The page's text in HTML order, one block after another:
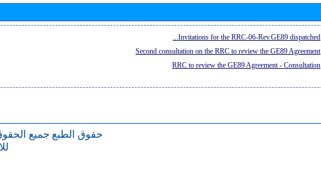
Invitations for the RRC-06-Rev.GE89 dispatched...
Second consultation on the RRC to review the GE89 Agreement
RRC to review the GE89 Agreement - Consultation
حقوق الطبع جميع